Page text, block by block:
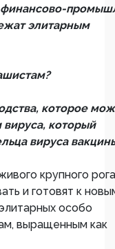
финансово-
элитарным
которое
вируса, который
вируса
крупного
и готовят к
особо
выращенным как